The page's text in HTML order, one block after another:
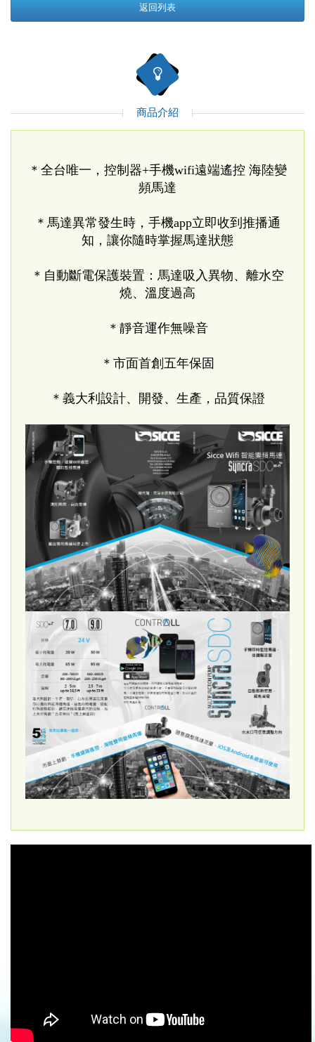
返回列表
商品介紹
＊全台唯一，控制器+手機wifi遠端遙控 海陸變
頻馬達
＊馬達異常發生時，手機app立即收到推播通
知，讓你隨時掌握馬達狀態
＊自動斷電保護裝置：馬達吸入異物、離水空
燒、溫度過高
＊靜音運作無噪音
＊市面首創五年保固
＊義大利設計、開發、生產，品質保證